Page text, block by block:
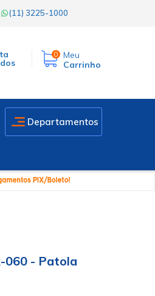
(11) 3225-1000
0
Meu
Carrinho
Departamentos
060 - Patola